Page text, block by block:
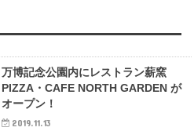
万博記念公園内にレストラン薪窯
PIZZA・CAFE NORTH GARDEN が
オープン！
2019.11.13